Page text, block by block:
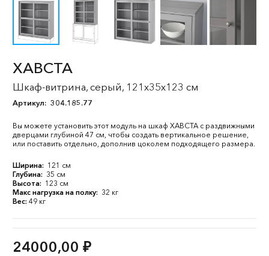
ХАВСТА
Шкаф-витрина, серый, 121x35x123 см
Артикул: 304.185.77
Вы можете установить этот модуль на шкаф ХАВСТА с раздвижными
дверцами глубиной 47 см, чтобы создать вертикальное решение,
или поставить отдельно, дополнив цоколем подходящего размера.
Ширина: 121 см
Глубина: 35 см
Высота: 123 см
Макс нагрузка на полку: 32 кг
Вес: 49 кг
24000,00 ₽